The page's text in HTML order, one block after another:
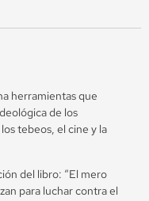
herramientas que
de los
tebeos, el cine y la
del libro: “El mero
para luchar contra el